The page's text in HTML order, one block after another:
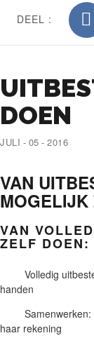
DEEL :
DOEN
JULI - 05 - 2016
VAN
MOGELIJK
VAN
ZELF DOEN:
Volledig
handen
haar rekening